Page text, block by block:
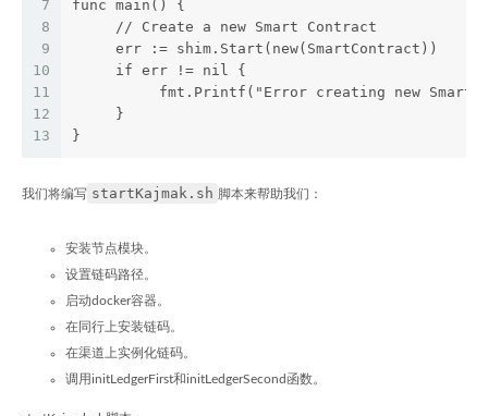
7
8
9
10
11
12
13
func main() {
     // Create a new Smart Contract
     err := shim.Start(new(SmartContract))
     if err != nil {
fmt.Printf("Error creating new Smart
     }
}
我们将编写 startKajmak.sh 脚本来帮助我们：
安装节点模块。
设置链码路径。
启动docker容器。
在同行上安装链码。
在渠道上实例化链码。
调用initLedgerFirst和initLedgerSecond函数。